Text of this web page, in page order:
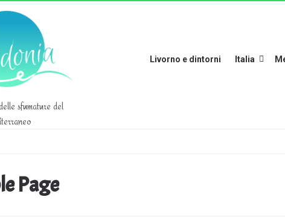
sfumature del
Livorno e dintorni Italia
Page